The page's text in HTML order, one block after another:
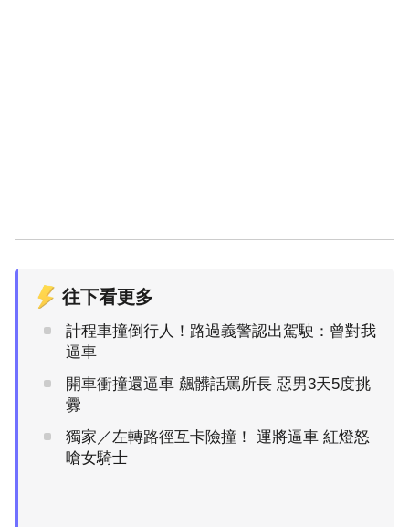
往下看更多
計程車撞倒行人！路過義警認出駕駛：曾對我
逼車
開車衝撞還逼車 飆髒話罵所長 惡男3天5度挑
釁
獨家／左轉路徑互卡險撞！ 運將逼車 紅燈怒
嗆女騎士